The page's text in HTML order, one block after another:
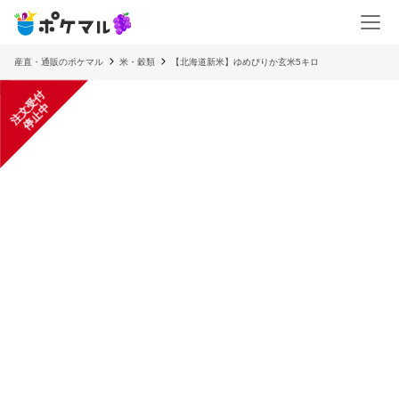
産直・通販のポケマル 米・穀類 【北海道新米】ゆめぴりか玄米5キロ
注
文
受
付
停
止
中